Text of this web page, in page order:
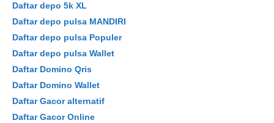
Daftar depo 5k XL
Daftar depo pulsa MANDIRI
Daftar depo pulsa Populer
Daftar depo pulsa Wallet
Daftar Domino Qris
Daftar Domino Wallet
Daftar Gacor alternatif
Daftar Gacor Online